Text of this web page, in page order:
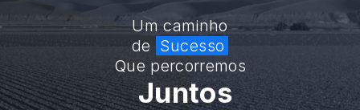
Um caminho
de Sucesso
Que percorremos
Juntos